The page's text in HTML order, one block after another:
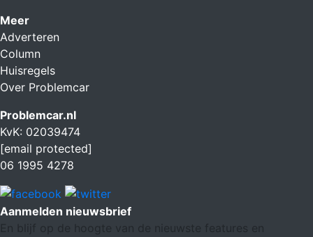
Meer
Adverteren
Column
Huisregels
Over Problemcar
Problemcar.nl
KvK: 02039474
[email protected]
06 1995 4278
Aanmelden nieuwsbrief
En blijf op de hoogte van de nieuwste features en